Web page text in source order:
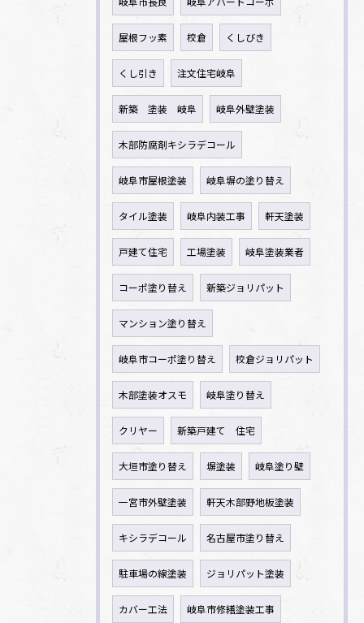
屋根フッ素 校倉 くしびき
くし引き 注文住宅岐阜
新築 塗装 岐阜 岐阜外壁塗装
木部防腐剤キシラデコール
岐阜市屋根塗装 岐阜塀の塗り替え
タイル塗装 岐阜内装工事 軒天塗装
戸建て住宅 工場塗装 岐阜塗装業者
コーポ塗り替え 新築ジョリパット
マンション塗り替え
岐阜市コーポ塗り替え 校倉ジョリパット
木部塗装オスモ 岐阜塗り替え
クリヤー 新築戸建て 住宅
大垣市塗り替え 塀塗装 岐阜塗り壁
一宮市外壁塗装 軒天木部野地板塗装
キシラデコール 名古屋市塗り替え
駐車場の線塗装 ジョリパット塗装
カバー工法 岐阜市修繕塗装工事